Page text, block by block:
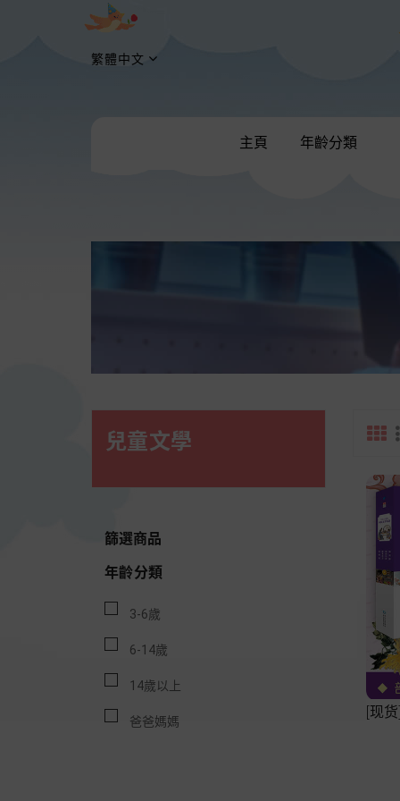
繁體中文
主頁 年齡分類
兒童文學
篩選商品
年齡分類
3-6歲
6-14歲
14歲以上
爸爸媽媽
[现